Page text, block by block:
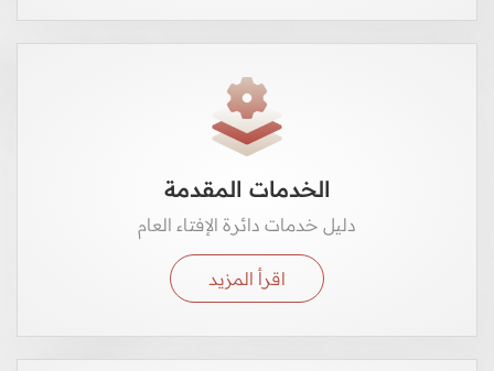
الخدمات المقدمة
دليل خدمات دائرة الإفتاء العام
اقرأ المزيد